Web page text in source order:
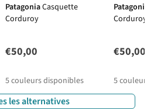
PatagoniaCasquette
Corduroy
€50,00
5couleurs disponibles
Corduroy
€50,00
5
les alternatives